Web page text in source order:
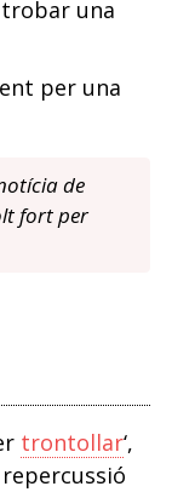
una
per una
de
fort per
trontollar‘,